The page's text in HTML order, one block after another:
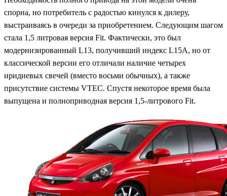
спорна, но потребитель с радостью кинулся к дилеру,
выстраиваясь в очереди за приобретением. Следующим шагом
стала 1,5 литровая версия Fit. Фактически, это был
модернизированный L13, получивший индекс L15A, но от
классической версии его отличали наличие четырех
иридиевых свечей (вместо восьми обычных), а также
присутствие системы VTEC. Спустя некоторое время была
выпущена и полноприводная версия 1,5-литрового Fit.